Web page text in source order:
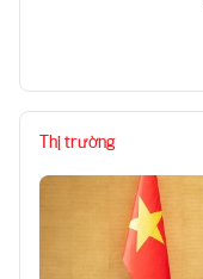
Thị trường